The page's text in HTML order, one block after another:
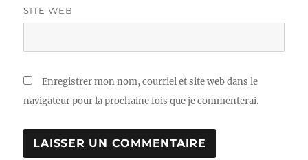
SITE WEB
Enregistrer mon nom, courriel et site web dans le
navigateur pour la prochaine fois que je commenterai.